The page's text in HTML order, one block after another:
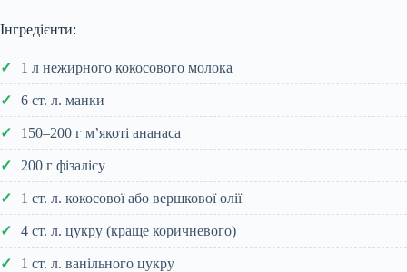
Інгредієнти:
1 л нежирного кокосового молока
6 ст. л. манки
150–200 г м’якоті ананаса
200 г фізалісу
1 ст. л. кокосової або вершкової олії
4 ст. л. цукру (краще коричневого)
1 ст. л. ванільного цукру